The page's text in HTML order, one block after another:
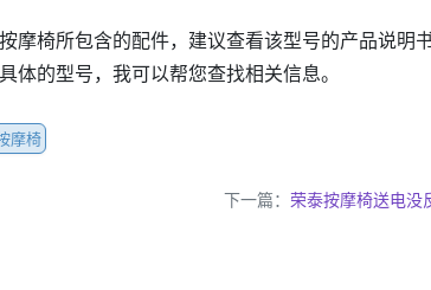
摩椅所包含的配件，建议查看该型号的产品说明
体的型号，我可以帮您查找相关信息。
摩椅
下一篇： 荣泰按摩椅送电没